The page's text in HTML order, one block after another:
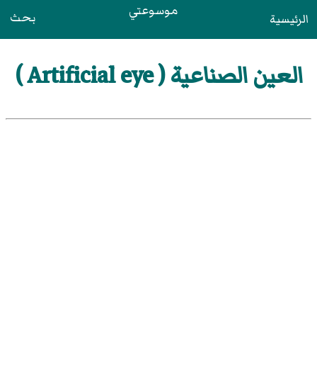
الرئيسية موسوعتي بحث
العين الصناعية ( Artificial eye )